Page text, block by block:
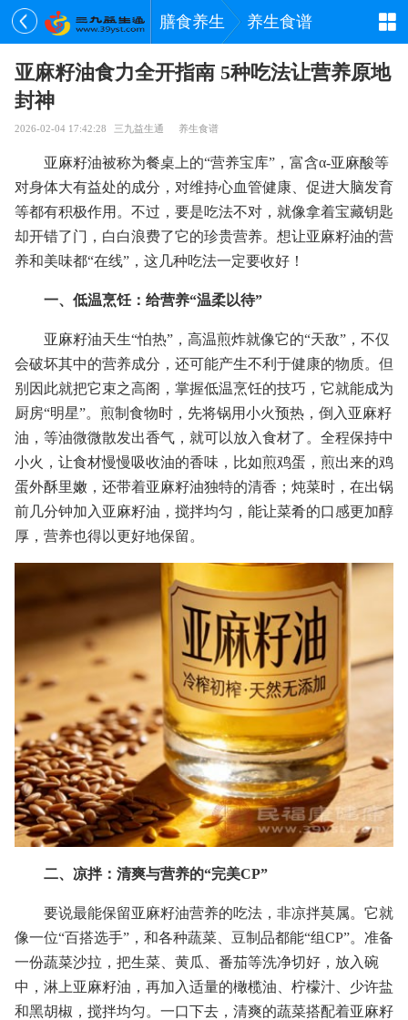
膳食养生 养生食谱
亚麻籽油食力全开指南 5种吃法让营养原地
封神
2026-02-04 17:42:28 三九益生通 养生食谱
亚麻籽油被称为餐桌上的“营养宝库”，富含α-亚麻酸等
对身体大有益处的成分，对维持心血管健康、促进大脑发育
等都有积极作用。不过，要是吃法不对，就像拿着宝藏钥匙
却开错了门，白白浪费了它的珍贵营养。想让亚麻籽油的营
养和美味都“在线”，这几种吃法一定要收好！
一、低温烹饪：给营养“温柔以待”
亚麻籽油天生“怕热”，高温煎炸就像它的“天敌”，不仅
会破坏其中的营养成分，还可能产生不利于健康的物质。但
别因此就把它束之高阁，掌握低温烹饪的技巧，它就能成为
厨房“明星”。煎制食物时，先将锅用小火预热，倒入亚麻籽
油，等油微微散发出香气，就可以放入食材了。全程保持中
小火，让食材慢慢吸收油的香味，比如煎鸡蛋，煎出来的鸡
蛋外酥里嫩，还带着亚麻籽油独特的清香；炖菜时，在出锅
前几分钟加入亚麻籽油，搅拌均匀，能让菜肴的口感更加醇
厚，营养也得以更好地保留。
二、凉拌：清爽与营养的“完美CP”
要说最能保留亚麻籽油营养的吃法，非凉拌莫属。它就
像一位“百搭选手”，和各种蔬菜、豆制品都能“组CP”。准备
一份蔬菜沙拉，把生菜、黄瓜、番茄等洗净切好，放入碗
中，淋上亚麻籽油，再加入适量的橄榄油、柠檬汁、少许盐
和黑胡椒，搅拌均匀。一口下去，清爽的蔬菜搭配着亚麻籽